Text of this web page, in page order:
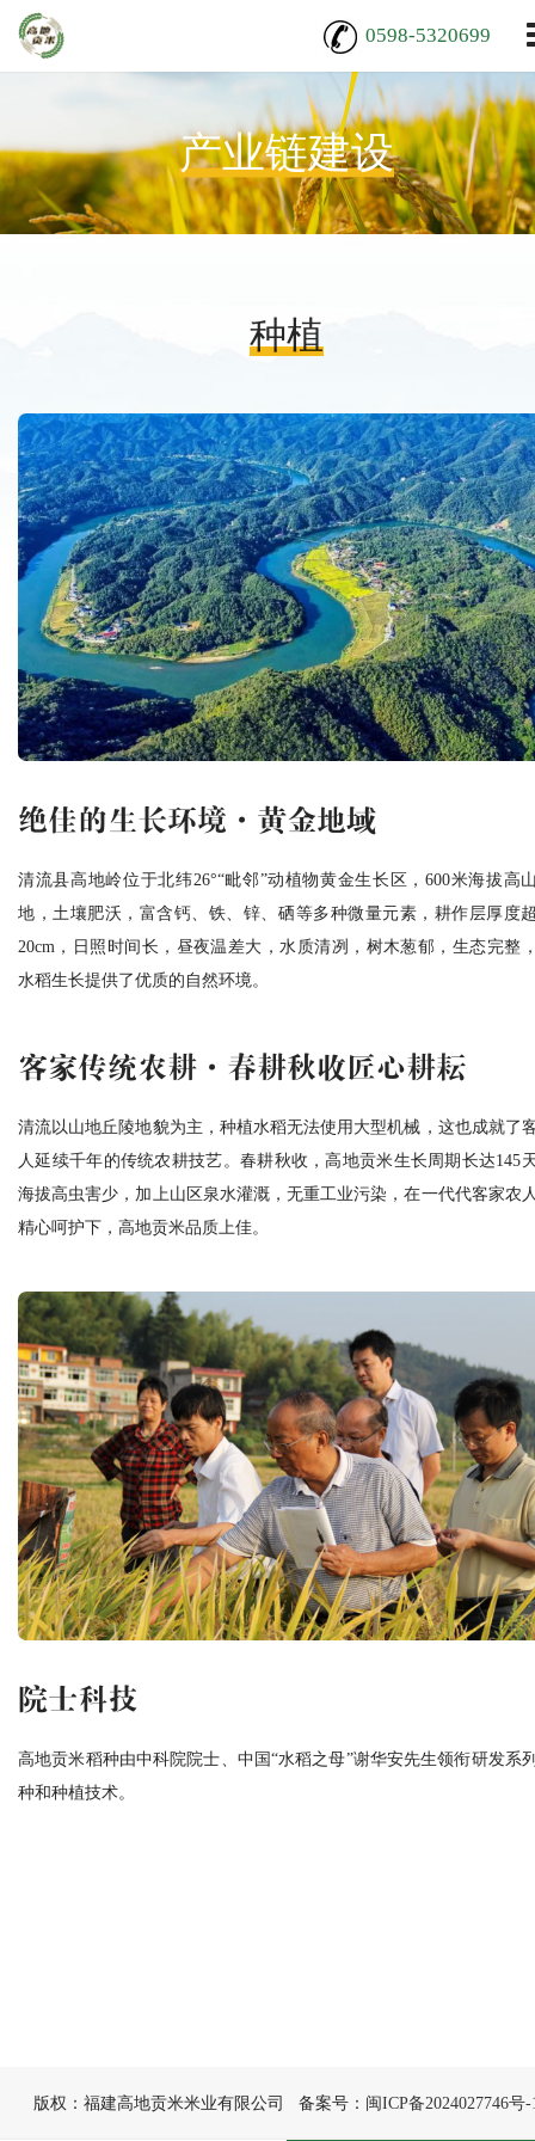
0598-5320699
产业链建设
种植
绝佳的生长环境·黄金地域
清流县高地岭位于北纬26°“毗邻”动植物黄金生长区，600米海拔高
地，土壤肥沃，富含钙、铁、锌、硒等多种微量元素，耕作层厚度
20cm，日照时间长，昼夜温差大，水质清冽，树木葱郁，生态完整
水稻生长提供了优质的自然环境。
客家传统农耕·春耕秋收匠心耕耘
清流以山地丘陵地貌为主，种植水稻无法使用大型机械，这也成就了
人延续千年的传统农耕技艺。春耕秋收，高地贡米生长周期长达145
海拔高虫害少，加上山区泉水灌溉，无重工业污染，在一代代客家农
精心呵护下，高地贡米品质上佳。
院士科技
高地贡米稻种由中科院院士、中国“水稻之母”谢华安先生领衔研发系
种和种植技术。
版权：福建高地贡米米业有限公司 备案号： 闽ICP备2024027746号-